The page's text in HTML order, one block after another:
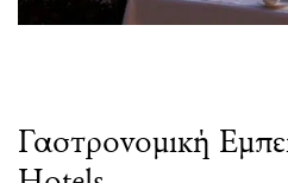
Γαστρονομική